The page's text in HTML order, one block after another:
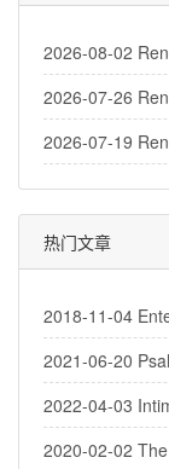
2026-08-02
2026-07-26
2026-07-19
热门文章
2020-02-02